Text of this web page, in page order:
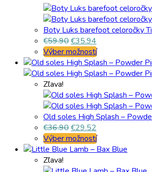
Boty Luks barefoot celoročky
€59.90€35.94
Výber možností
Zľava!
Old soles High Splash –
€36.90€29.52
Výber možností
Zľava!